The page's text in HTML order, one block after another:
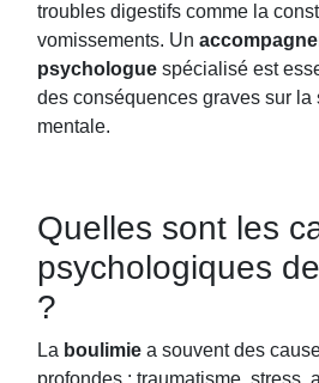
troubles digestifs comme la
vomissements. Un
psychologue spécialisé est
des conséquences graves sur la
mentale.
Quelles sont les
psychologiques
?
La boulimie a souvent des
profondes : traumatisme, stress,